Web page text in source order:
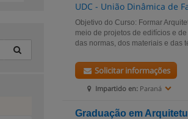
UDC - União Dinâmica de
Objetivo do Curso: Formar
meio de projetos de edifícios e
das normas, dos materiais e das
Impartido en: Paraná
Solicitar informações
Graduação em